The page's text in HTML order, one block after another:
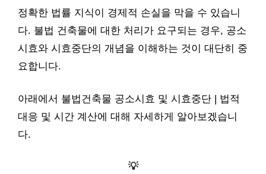
정확한 법률 지식이 경제적 손실을 막을 수 있습니
다. 불법 건축물에 대한 처리가 요구되는 경우, 공소
시효와 시효중단의 개념을 이해하는 것이 대단히 중
요합니다.
아래에서 불법건축물 공소시효 및 시효중단 | 법적
대응 및 시간 계산에 대해 자세하게 알아보겠습니
다.
💡